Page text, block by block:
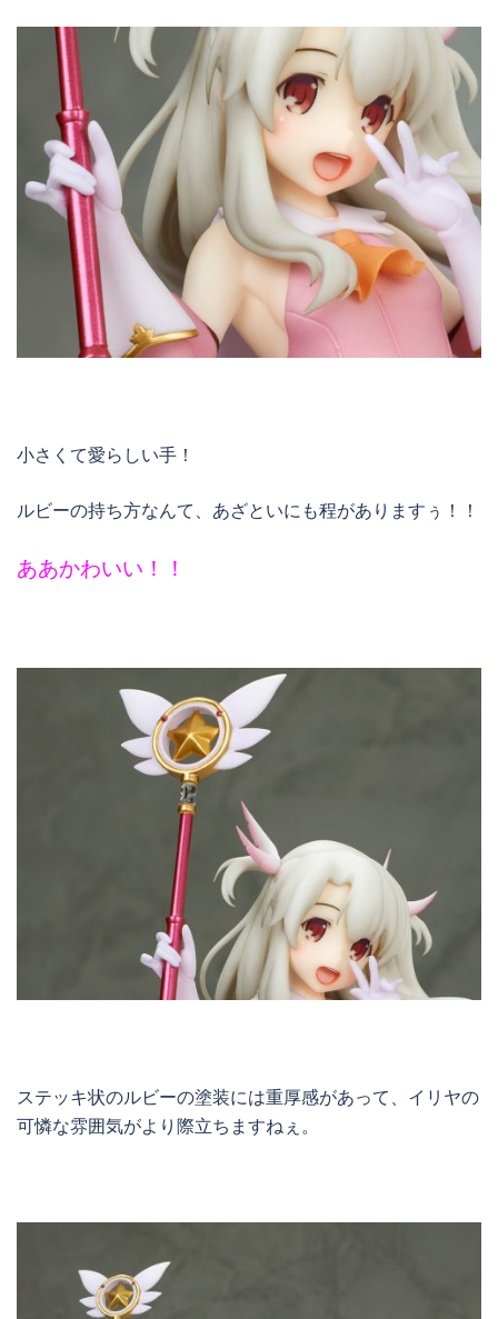
小さくて愛らしい手！
ルビーの持ち方なんて、あざといにも程がありますぅ！！
ああかわいい！！
ステッキ状のルビーの塗装には重厚感があって、イリヤの
可憐な雰囲気がより際立ちますねぇ。